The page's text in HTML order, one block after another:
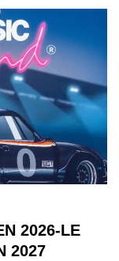
2026-LE
2027